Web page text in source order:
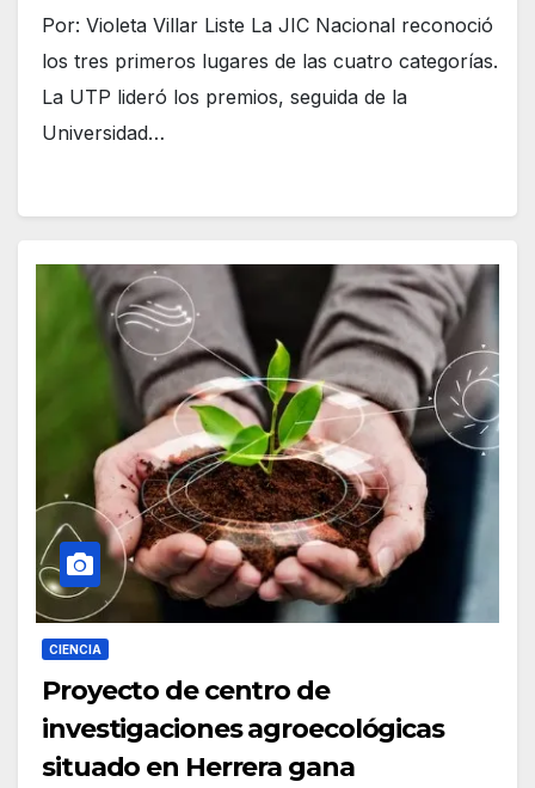
Por: Violeta Villar Liste La JIC Nacional reconoció
los tres primeros lugares de las cuatro categorías.
La UTP lideró los premios, seguida de la
Universidad…
CIENCIA
Proyecto de centro de
investigaciones agroecológicas
situado en Herrera gana